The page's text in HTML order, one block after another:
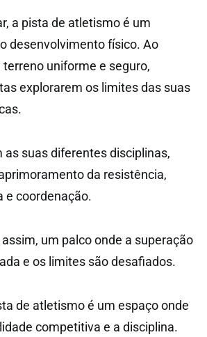
a pista de atletismo é um
desenvolvimento físico. Ao
uniforme e seguro,
explorarem os limites das suas
as suas diferentes disciplinas,
da resistência,
e coordenação.
um palco onde a superação
e os limites são desafiados.
de atletismo é um espaço onde
competitiva e a disciplina.